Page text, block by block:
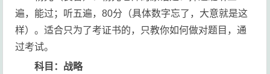
遍，能过；听五遍，80分（具体数字忘了，大意就是这
样）。适合只为了考证书的，只教你如何做对题目，通
过考试。
科目：战略